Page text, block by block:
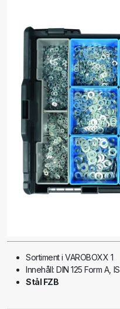
Sortiment i VAROBOXX 1
Innehåll: DIN 125 Form A,
Stål FZB